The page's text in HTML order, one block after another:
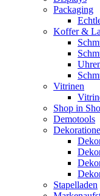
Packaging
Koffer &
Vitrinen
Shop in
Demotools
Stapelladen